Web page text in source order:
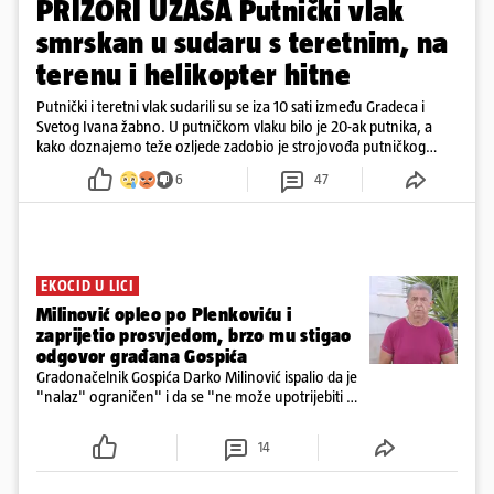
PRIZORI UŽASA Putnički vlak
smrskan u sudaru s teretnim, na
terenu i helikopter hitne
Putnički i teretni vlak sudarili su se iza 10 sati između Gradeca i
Svetog Ivana žabno. U putničkom vlaku bilo je 20-ak putnika, a
kako doznajemo teže ozljede zadobio je strojovođa putničkog
vlaka. Zatvoren je promet, a fotoreporteri Prigorskog objavili su
prve snimke s mjesta sudara
6 47
EKOCID U LICI
Milinović opleo po Plenkoviću i
zaprijetio prosvjedom, brzo mu stigao
odgovor građana Gospića
Gradonačelnik Gospića Darko Milinović ispalio da je
"nalaz" ograničen" i da se "ne može upotrijebiti za
ga je naručio Uskok i da je dio spisa
14